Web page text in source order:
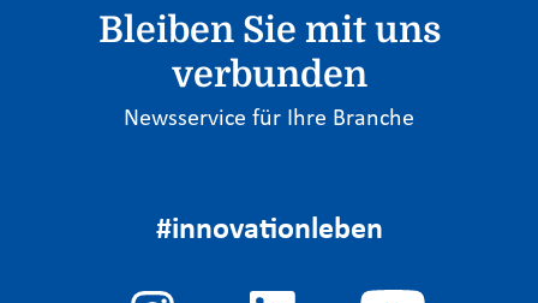
Bleiben Sie mit uns
verbunden
Newsservice für Ihre Branche
#innovationleben